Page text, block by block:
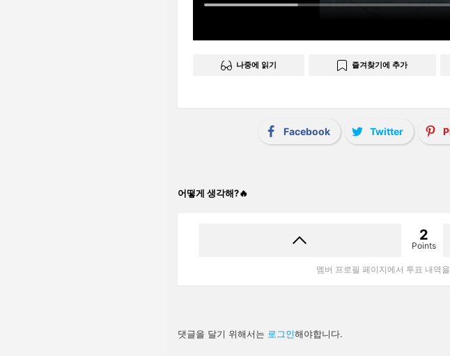
나중에 읽기 즐겨찾기에 추가
Facebook Twitter
어떻게 생각해?🔥
2
Points
멤버 프로필 페이지에서 투표 내역
답
글
댓글을 달기 위해서는 로그인해야합니다.